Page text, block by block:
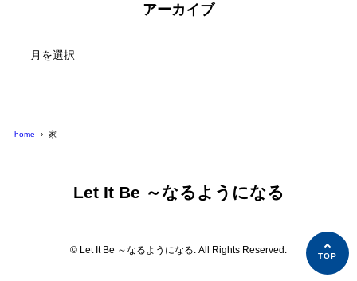
アーカイブ
home 家
Let It Be ～なるようになる
© Let It Be ～なるようになる. All Rights Reserved.